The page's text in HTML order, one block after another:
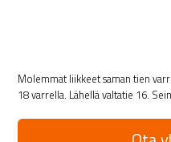
Molemmat liikkeet saman tien
18 varrella. Lähellä valtatie 16.